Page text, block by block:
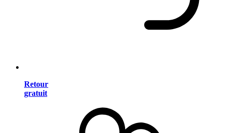
Retour
gratuit